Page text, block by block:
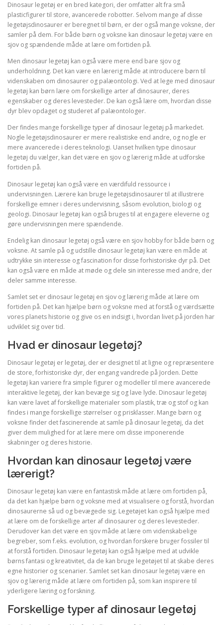
Dinosaur legetøj er en bred kategori, der omfatter alt fra små
plasticfigurer til store, avancerede robotter. Selvom mange af disse
legetøjsdinosaurer er beregnet til børn, er der også mange voksne, der
samler på dem. For både børn og voksne kan dinosaur legetøj være en
sjov og spændende måde at lære om fortiden på.
Men dinosaur legetøj kan også være mere end bare sjov og
underholdning. Det kan være en lærerig måde at introducere børn til
videnskaben om dinosaurer og palæontologi. Ved at lege med dinosaur
legetøj kan børn lære om forskellige arter af dinosaurer, deres
egenskaber og deres levesteder. De kan også lære om, hvordan disse
dyr blev opdaget og studeret af palæontologer.
Der findes mange forskellige typer af dinosaur legetøj på markedet.
Nogle legetøjsdinosaurer er mere realistiske end andre, og nogle er
mere avancerede i deres teknologi. Uanset hvilken type dinosaur
legetøj du vælger, kan det være en sjov og lærerig måde at udforske
fortiden på.
Dinosaur legetøj kan også være en værdifuld ressource i
undervisningen. Lærere kan bruge legetøjsdinosaurer til at illustrere
forskellige emner i deres undervisning, såsom evolution, biologi og
geologi. Dinosaur legetøj kan også bruges til at engagere eleverne og
gøre undervisningen mere spændende.
Endelig kan dinosaur legetøj også være en sjov hobby for både børn og
voksne. At samle på og udstille dinosaur legetøj kan være en måde at
udtrykke sin interesse og fascination for disse forhistoriske dyr på. Det
kan også være en måde at møde og dele sin interesse med andre, der
deler samme interesse.
Samlet set er dinosaur legetøj en sjov og lærerig måde at lære om
fortiden på. Det kan hjælpe børn og voksne med at forstå og værdsætte
vores planets historie og give os en indsigt i, hvordan livet på jorden har
udviklet sig over tid.
Hvad er dinosaur legetøj?
Dinosaur legetøj er legetøj, der er designet til at ligne og repræsentere
de store, forhistoriske dyr, der engang vandrede på Jorden. Dette
legetøj kan variere fra simple figurer og modeller til mere avancerede
interaktive legetøj, der kan bevæge sig og lave lyde. Dinosaur legetøj
kan være lavet af forskellige materialer som plastik, træ og stof og kan
findes i mange forskellige størrelser og prisklasser. Mange børn og
voksne finder det fascinerende at samle på dinosaur legetøj, da det
giver dem mulighed for at lære mere om disse imponerende
skabninger og deres historie.
Hvordan kan dinosaur legetøj være
lærerigt?
Dinosaur legetøj kan være en fantastisk måde at lære om fortiden på,
da det kan hjælpe børn og voksne med at visualisere og forstå, hvordan
dinosaurerne så ud og bevægede sig. Legetøjet kan også hjælpe med
at lære om de forskellige arter af dinosaurer og deres levesteder.
Derudover kan det være en sjov måde at lære om videnskabelige
begreber, som f.eks. evolution, og hvordan forskere bruger fossiler til
at forstå fortiden. Dinosaur legetøj kan også hjælpe med at udvikle
børns fantasi og kreativitet, da de kan bruge legetøjet til at skabe deres
egne historier og scenarier. Samlet set kan dinosaur legetøj være en
sjov og lærerig måde at lære om fortiden på, som kan inspirere til
yderligere læring og forskning.
Forskellige typer af dinosaur legetøj